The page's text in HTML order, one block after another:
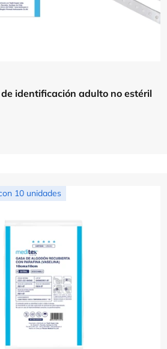
identificación adulto no estéril
10 unidades